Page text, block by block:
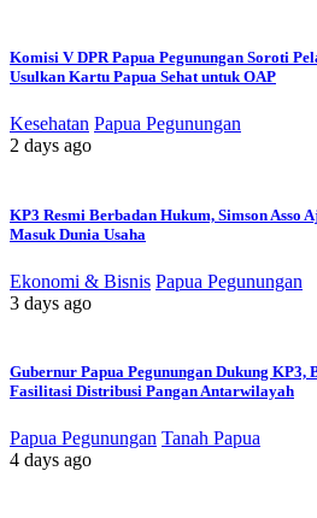
Komisi V DPR Papua Pegunungan Soroti
Usulkan Kartu Papua Sehat untuk OAP
Kesehatan Papua Pegunungan
2 days ago
KP3 Resmi Berbadan Hukum, Simson Asso
Masuk Dunia Usaha
Ekonomi & Bisnis Papua Pegunungan
3 days ago
Gubernur Papua Pegunungan Dukung KP3,
Fasilitasi Distribusi Pangan Antarwilayah
Papua Pegunungan Tanah Papua
4 days ago